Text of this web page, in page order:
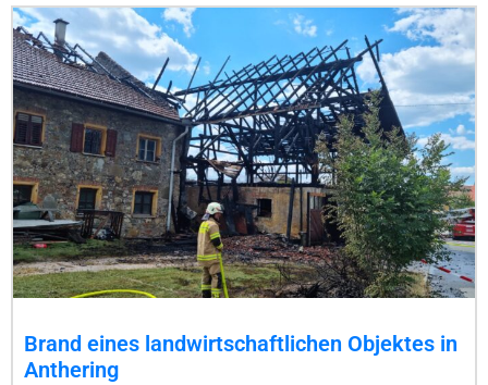
Brand eines landwirtschaftlichen Objektes in
Anthering